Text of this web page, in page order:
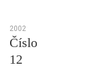
2002
Číslo
12